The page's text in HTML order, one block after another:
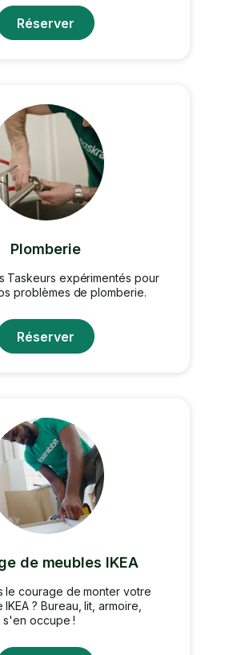
Réserver
Plomberie
Taskeurs expérimentés pour
problèmes de plomberie.
Réserver
de meubles IKEA
le courage de monter votre
? Bureau, lit, armoire,
s'en occupe !